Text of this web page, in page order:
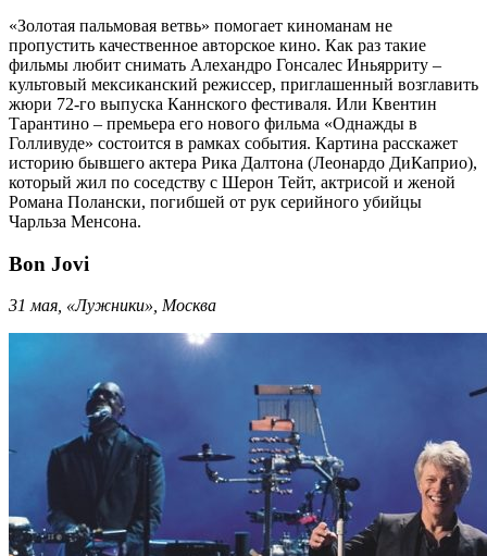
«Золотая пальмовая ветвь» помогает киноманам не
пропустить качественное авторское кино. Как раз такие
фильмы любит снимать Алехандро Гонсалес Иньярриту –
культовый мексиканский режиссер, приглашенный возглавить
жюри 72-го выпуска Каннского фестиваля. Или Квентин
Тарантино – премьера его нового фильма «Однажды в
Голливуде» состоится в рамках события. Картина расскажет
историю бывшего актера Рика Далтона (Леонардо ДиКаприо),
который жил по соседству с Шерон Тейт, актрисой и женой
Романа Полански, погибшей от рук серийного убийцы
Чарльза Менсона.
Bon Jovi
31 мая, «Лужники», Москва